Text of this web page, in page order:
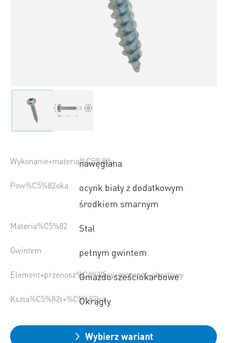
Wykonanie+materia%C5%82u
nawęglana
Pow%C5%82oka
ocynk biały z dodatkowym
środkiem smarnym
Materia%C5%82 Stal
Gwintem pełnym gwintem
Element+przenosz%C4%85cy+moment+obrotowy
Gniazdo sześciokarbowe
Kszta%C5%82t+%C5%82ba
Okrągły
Wybierz wariant